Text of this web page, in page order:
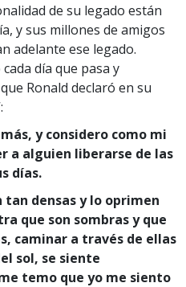
de su legado están
y sus millones de amigos
adelante ese legado.
día que pasa y
Ronald declaró en su
y considero como mi
a alguien liberarse de las
días.
tan densas y lo oprimen
que son sombras y que
caminar a través de ellas
sol, se siente
temo que yo me siento